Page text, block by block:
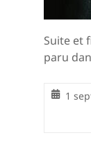
Suite et
paru
1